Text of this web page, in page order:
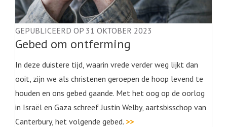
GEPUBLICEERD OP 31 OKTOBER 2023
Gebed om ontferming
In deze duistere tijd, waarin vrede verder weg lijkt dan
ooit, zijn we als christenen geroepen de hoop levend te
houden en ons gebed gaande. Met het oog op de oorlog
in Israël en Gaza schreef Justin Welby, aartsbisschop van
Canterbury, het volgende gebed. >>